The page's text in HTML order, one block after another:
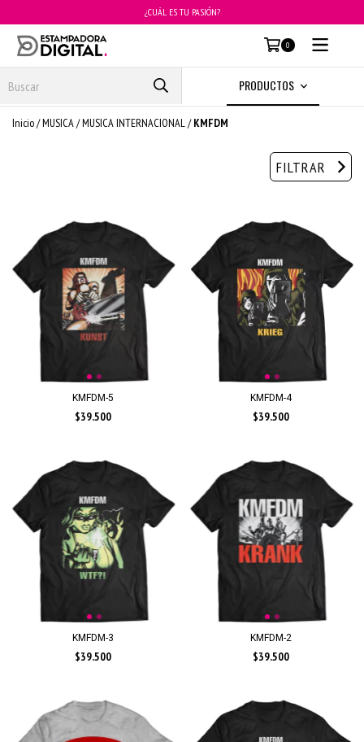
¿CUÁL ES TU PASIÓN?
0
PRODUCTOS
Inicio/MUSICA/MUSICA INTERNACIONAL/ KMFDM
FILTRAR
KMFDM-5
$39.500
KMFDM-4
$39.500
KMFDM-3
$39.500
KMFDM-2
$39.500